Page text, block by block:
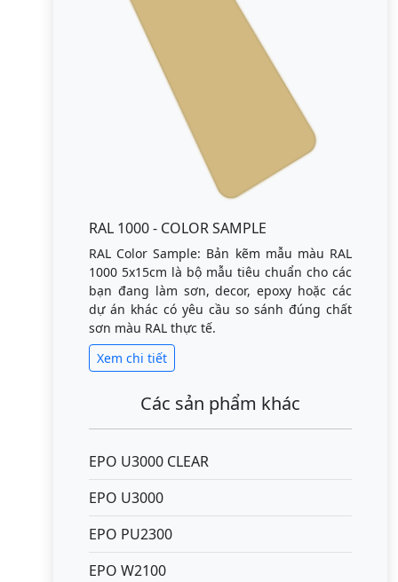
RAL 1000 - COLOR SAMPLE
RAL Color Sample: Bản kẽm mẫu màu RAL
1000 5x15cm là bộ mẫu tiêu chuẩn cho các
bạn đang làm sơn, decor, epoxy hoặc các
dự án khác có yêu cầu so sánh đúng chất
sơn màu RAL thực tế.
Xem chi tiết
Các sản phẩm khác
EPO U3000 CLEAR
EPO U3000
EPO PU2300
EPO W2100